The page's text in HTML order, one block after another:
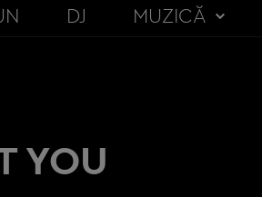
DJ MUZICĂ
YOU